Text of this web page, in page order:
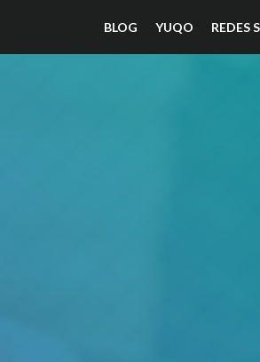
BLOG YUQO REDES